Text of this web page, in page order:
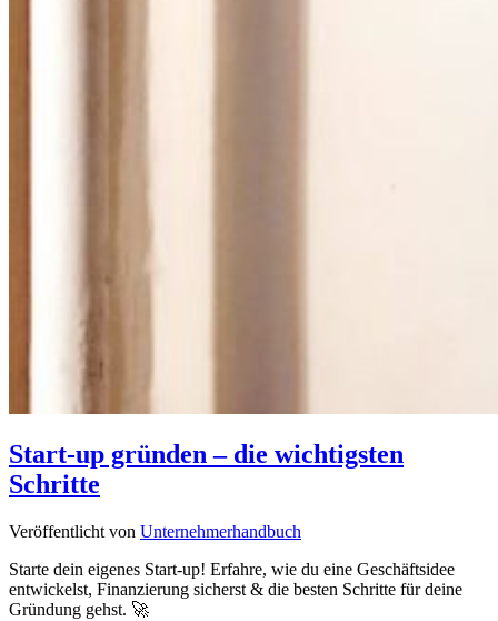
Start-up gründen – die wichtigsten
Schritte
Veröffentlicht von Unternehmerhandbuch
Starte dein eigenes Start-up! Erfahre, wie du eine Geschäftsidee
entwickelst, Finanzierung sicherst & die besten Schritte für deine
Gründung gehst. 🚀